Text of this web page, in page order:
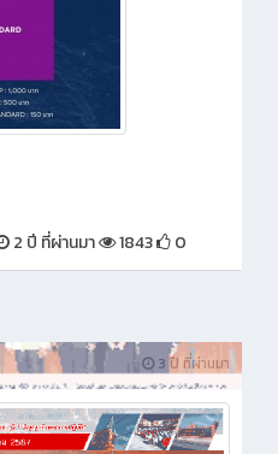
2 ปี ที่ผ่านมา 1843 0
3 ปี ที่ผ่านมา